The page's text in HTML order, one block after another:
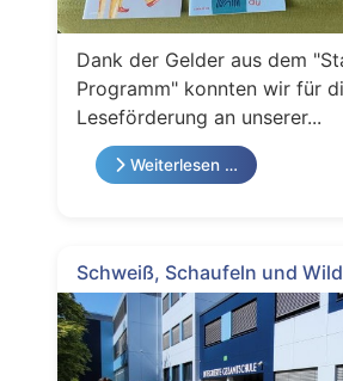
Dank der Gelder aus dem
Programm" konnten wir für
Leseförderung an unserer...
Weiterlesen …
Schweiß, Schaufeln und